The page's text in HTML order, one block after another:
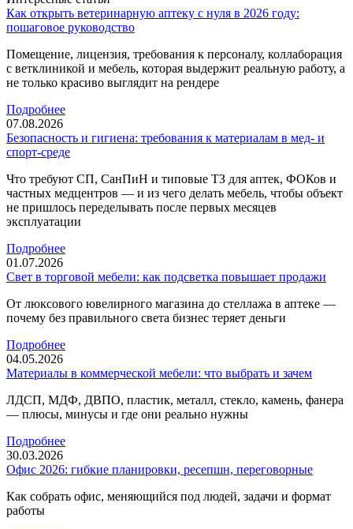
Как открыть ветеринарную аптеку с нуля в 2026 году:
пошаговое руководство
Помещение, лицензия, требования к персоналу, коллаборация
с ветклиникой и мебель, которая выдержит реальную работу, а
не только красиво выглядит на рендере
Подробнее
07.08.2026
Безопасность и гигиена: требования к материалам в мед‑ и
спорт‑среде
Что требуют СП, СанПиН и типовые ТЗ для аптек, ФОКов и
частных медцентров — и из чего делать мебель, чтобы объект
не пришлось переделывать после первых месяцев
эксплуатации
Подробнее
01.07.2026
Свет в торговой мебели: как подсветка повышает продажи
От люксового ювелирного магазина до стеллажа в аптеке —
почему без правильного света бизнес теряет деньги
Подробнее
04.05.2026
Материалы в коммерческой мебели: что выбрать и зачем
ЛДСП, МДФ, ДВПО, пластик, металл, стекло, камень, фанера
— плюсы, минусы и где они реально нужны
Подробнее
30.03.2026
Офис 2026: гибкие планировки, ресепшн, переговорные
Как собрать офис, меняющийся под людей, задачи и формат
работы